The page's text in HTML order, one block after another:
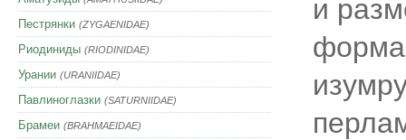
Пестрянки (ZYGAENIDAE)
Риодиниды (RIODINIDAE)
Урании (URANIIDAE)
Павлиноглазки (SATURNIIDAE)
Брамеи (BRAHMAEIDAE)
и